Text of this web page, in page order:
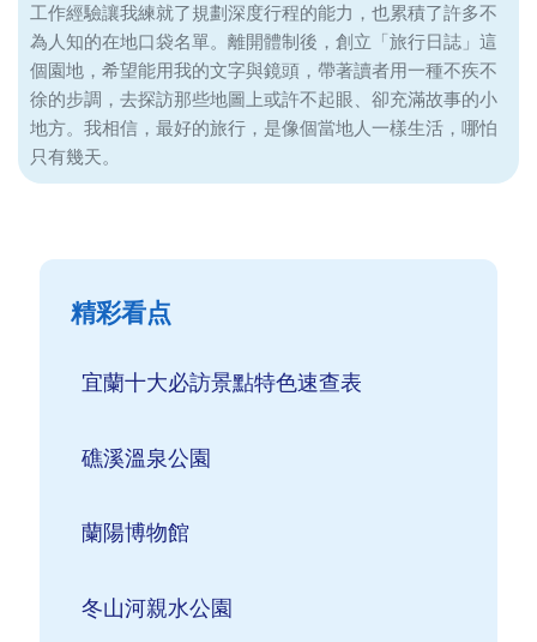
工作經驗讓我練就了規劃深度行程的能力，也累積了許多不
為人知的在地口袋名單。離開體制後，創立「旅行日誌」這
個園地，希望能用我的文字與鏡頭，帶著讀者用一種不疾不
徐的步調，去探訪那些地圖上或許不起眼、卻充滿故事的小
地方。我相信，最好的旅行，是像個當地人一樣生活，哪怕
只有幾天。
精彩看点
宜蘭十大必訪景點特色速查表
礁溪溫泉公園
蘭陽博物館
冬山河親水公園